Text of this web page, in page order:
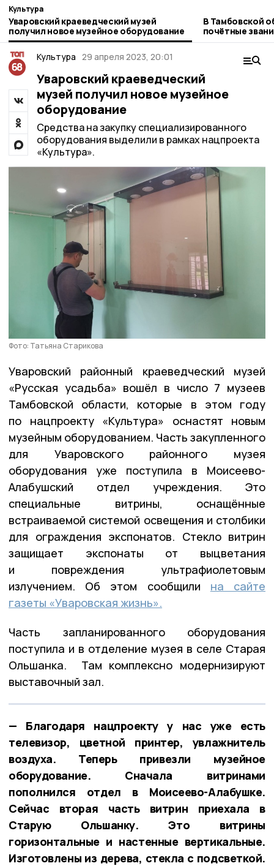
Культура
Уваровский краеведческий музей
получил новое музейное оборудование
В Тамбовской
почётные
Культура 29 апреля 2023, 20:01
Уваровский краеведческий
музей получил новое музейное
оборудование
Средства на закупку специализированного
оборудования выделили в рамках нацпроекта
«Культура».
Фото: Татьяна Старикова
Уваровский районный краеведческий музей
«Русская усадьба» вошёл в число 7 музеев
Тамбовской области, которые в этом году
по нацпроекту «Культура» оснастят новым
музейным оборудованием. Часть закупленного
для Уваровского районного музея
оборудования уже поступила в Моисеево-
Алабушский отдел учреждения. Это
специальные витрины, оснащённые
встраиваемой системой освещения и столбики
для ограждения экспонатов. Стекло витрин
защищает экспонаты от выцветания
и повреждения ультрафиолетовым
излучением. Об этом сообщили на сайте
газеты «Уваровская жизнь».
Часть запланированного оборудования
поступила и в отделение музея в селе Старая
Ольшанка. Там комплексно модернизируют
выставочный зал.
— Благодаря нацпроекту у нас уже есть
телевизор, цветной принтер, увлажнитель
воздуха. Теперь привезли музейное
оборудование. Сначала витринами
пополнился отдел в Моисеево-Алабушке.
Сейчас вторая часть витрин приехала в
Старую Ольшанку. Это витрины
горизонтальные и настенные вертикальные.
Изготовлены из дерева, стекла с подсветкой.